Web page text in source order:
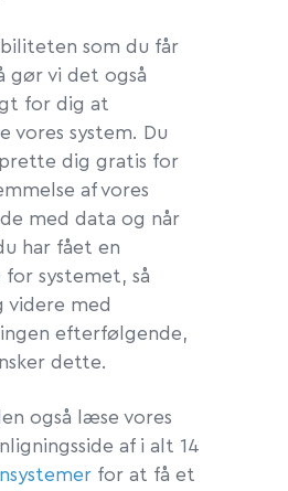
som du får
gør vi det også
for dig at
vores system. Du
dig gratis for
af vores
med data og når
har fået en
for systemet, så
videre med
efterfølgende,
dette.
også læse vores
af i alt 14
for at få et